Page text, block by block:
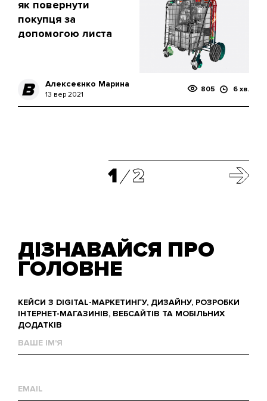
як повернути
покупця за
допомогою листа
Алексеєнко Марина
13 вер 2021
805 6 хв.
1 2
ДІЗНАВАЙСЯ ПРО
ГОЛОВНЕ
КЕЙСИ З DIGITAL-МАРКЕТИНГУ, ДИЗАЙНУ, РОЗРОБКИ
ІНТЕРНЕТ-МАГАЗИНІВ, ВЕБСАЙТІВ ТА МОБІЛЬНИХ
ДОДАТКІВ
им'я
mail